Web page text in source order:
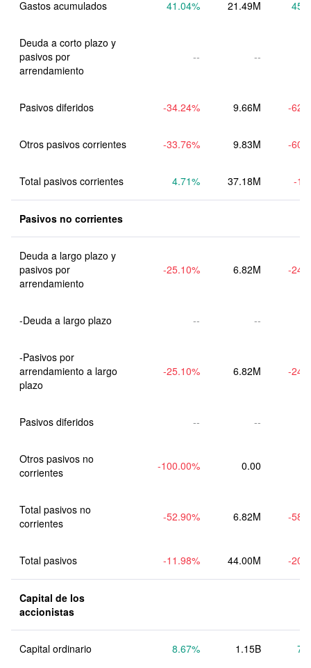
Gastos acumulados 41.04% 21.49M
Deuda a corto plazo y
pasivos por
arrendamiento
-- --
Pasivos diferidos -34.24% 9.66M -
Otros pasivos corrientes -33.76% 9.83M -
Total pasivos corrientes 4.71% 37.18M -
Pasivos no corrientes
Deuda a largo plazo y
pasivos por
arrendamiento
-25.10% 6.82M -
-Deuda a largo plazo -- --
-Pasivos por
arrendamiento a largo
plazo
-25.10% 6.82M -
Pasivos diferidos -- --
Otros pasivos no
corrientes
-100.00% 0.00
Total pasivos no
corrientes
-52.90% 6.82M -
Total pasivos -11.98% 44.00M -
Capital de los
accionistas
Capital ordinario 8.67% 1.15B